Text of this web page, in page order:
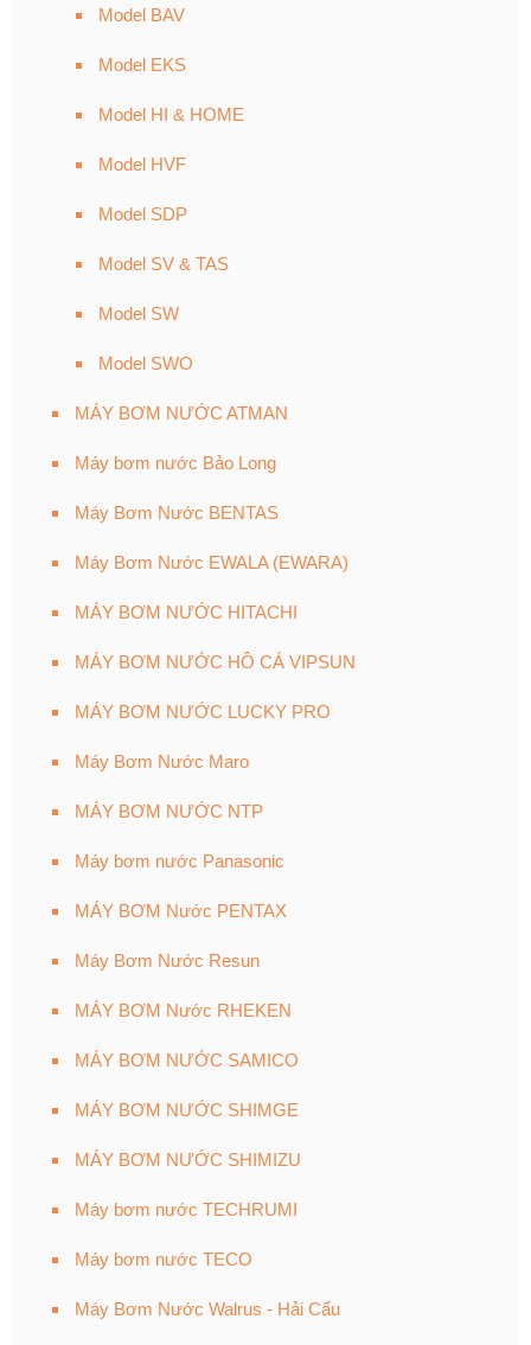
Model BAV
Model EKS
Model HI & HOME
Model HVF
Model SDP
Model SV & TAS
Model SW
Model SWO
MÁY BƠM NƯỚC ATMAN
Máy bơm nước Bảo Long
Máy Bơm Nước BENTAS
Máy Bơm Nước EWALA (EWARA)
MÁY BƠM NƯỚC HITACHI
MÁY BƠM NƯỚC HỒ CÁ VIPSUN
MÁY BƠM NƯỚC LUCKY PRO
Máy Bơm Nước Maro
MÁY BƠM NƯỚC NTP
Máy bơm nước Panasonic
MÁY BƠM Nước PENTAX
Máy Bơm Nước Resun
MÁY BƠM Nước RHEKEN
MÁY BƠM NƯỚC SAMICO
MÁY BƠM NƯỚC SHIMGE
MÁY BƠM NƯỚC SHIMIZU
Máy bơm nước TECHRUMI
Máy bơm nước TECO
Máy Bơm Nước Walrus - Hải Cẩu